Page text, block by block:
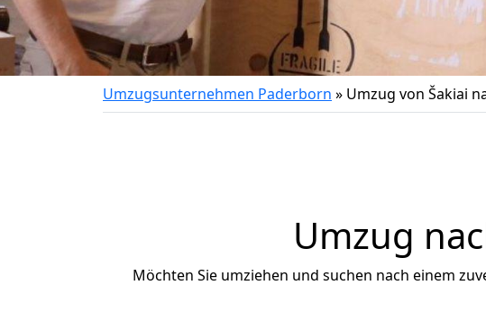
Umzugsunternehmen Paderborn » Umzug von Šakiai
Umzug
Möchten Sie umziehen und suchen nach einem